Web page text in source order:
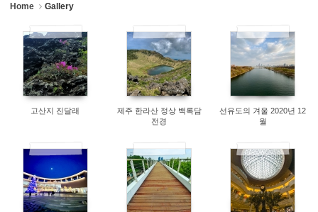
Home Gallery
13760
고산지 진달래
7620
제주 한라산 정상 백록담
전경
7968
선유도의 겨울 2020년 12
월
8022 10526 8777